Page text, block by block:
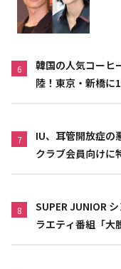
6
韓国の人気コーヒ
陸！東京・新橋
7
IU、耳管開放症
クラブ会員向けに
8
SUPER JUNIOR
ラエティ番組「大